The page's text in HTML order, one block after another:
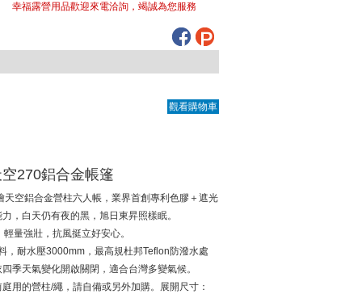
福露營用品歡迎來電洽詢，竭誠為您服務
觀看購物車
270鋁合金帳篷
天空鋁合金營柱六人帳，業界首創專利色膠＋遮光
，白天仍有夜的黑，旭日東昇照樣眠。
量強壯，抗風挺立好安心。
，耐水壓3000mm，最高規杜邦Teflon防潑水處
季天氣變化開啟關閉，適合台灣多變氣候。
用的營柱/繩，請自備或另外加購。展開尺寸：